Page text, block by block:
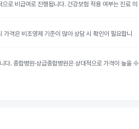
로 비급여로 진행됩니다. 건강보험 적용 여부는 진료 의
격은 비조영제 기준이 많아 상담 시 확인이 필요합니
. 종합병원·상급종합병원은 상대적으로 가격이 높을 수